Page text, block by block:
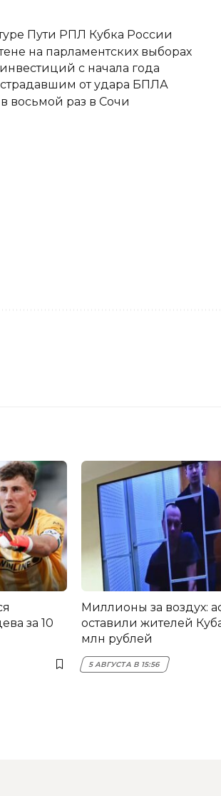
Пути РПЛ Кубка России
на парламентских выборах
с начала года
от удара БПЛА
восьмой раз в Сочи
за 10
Миллионы за воздух:
оставили жителей
млн рублей
5 АВГУСТА В 15:56